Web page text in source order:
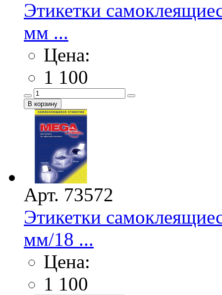
Этикетки
мм ...
Цена:
1 100
Арт. 73572
Этикетки
мм/18 ...
Цена:
1 100